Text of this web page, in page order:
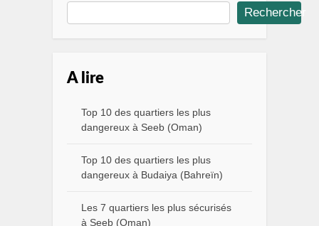
Rechercher
A lire
Top 10 des quartiers les plus
dangereux à Seeb (Oman)
Top 10 des quartiers les plus
dangereux à Budaiya (Bahreïn)
Les 7 quartiers les plus sécurisés
à Seeb (Oman)